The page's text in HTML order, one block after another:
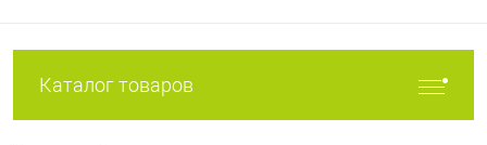
Каталог товаров